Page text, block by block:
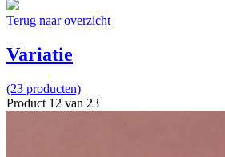
Terug naar overzicht
Variatie
(23 producten)
Product 12 van 23